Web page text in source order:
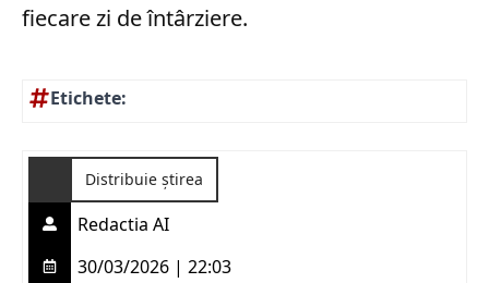
fiecare zi de întârziere.
Etichete:
Distribuie știrea
Redactia AI
30/03/2026 | 22:03